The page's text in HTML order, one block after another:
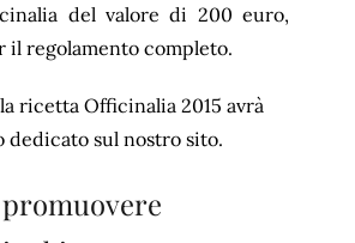
del valore di 200 euro,
il regolamento completo.
ricetta Officinalia 2015 avrà
dedicato sul nostro sito.